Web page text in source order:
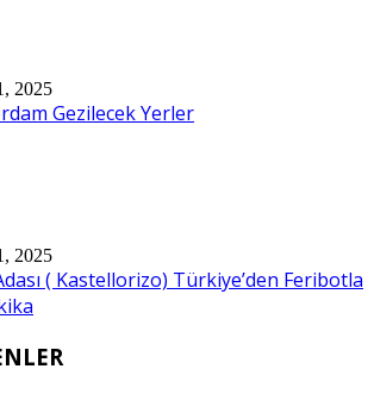
2025
Gezilecek Yerler
2025
( Kastellorizo) Türkiye’den Feribotla